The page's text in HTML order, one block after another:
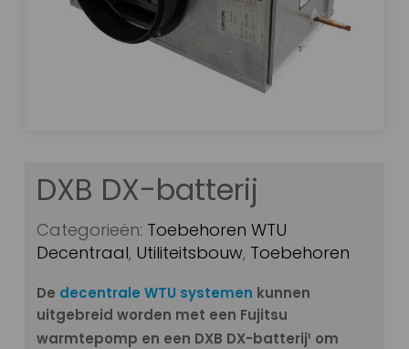
DXB DX-batterij
Categorieën: Toebehoren WTU
Decentraal, Utiliteitsbouw, Toebehoren
De decentrale WTU systemen kunnen
uitgebreid worden met een Fujitsu
warmtepomp en een DXB DX-batterij¹ om